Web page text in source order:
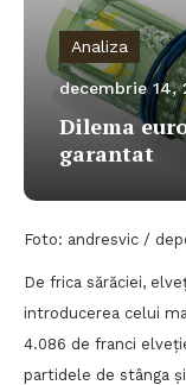
Analiza
decembrie 14,
Dilema
garantat
Foto: andresvic /
De frica sărăciei,
introducerea celui
4.086 de franci
partidele de stânga